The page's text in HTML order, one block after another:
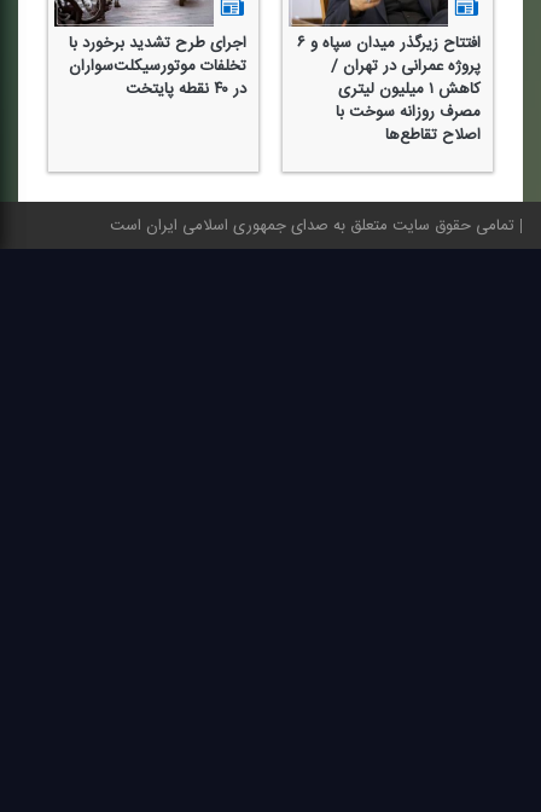
افتتاح زیرگذر میدان سپاه و ۶
پروژه عمرانی در تهران /
كاهش ۱ میلیون لیتری
مصرف روزانه سوخت با
اصلاح تقاطع‌ها
اجرای طرح تشدید برخورد با
تخلفات موتورسیكلت‌سواران
در ۴۰ نقطه پایتخت
تمامی حقوق سایت متعلق به صدای جمهوری اسلامی ایران است